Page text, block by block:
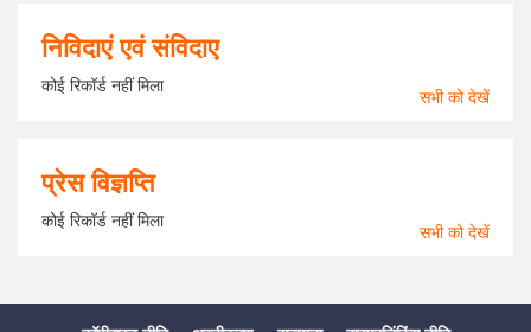
पूर्व तटीय रेलवे के मंचेश्...
निविदाएं एवं संविदाए
कोई रिकॉर्ड नहीं मिला
सभी को देखें
प्रेस विज्ञप्ति
कोई रिकॉर्ड नहीं मिला
सभी को देखें